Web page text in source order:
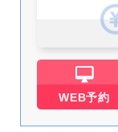
WEB予約